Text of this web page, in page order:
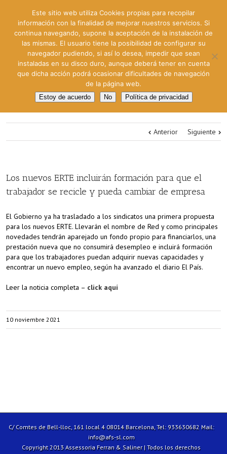
Anterior Siguiente
Los nuevos ERTE incluirán formación para que el
trabajador se recicle y pueda cambiar de empresa
El Gobierno ya ha trasladado a los sindicatos una primera propuesta
para los nuevos ERTE. Llevarán el nombre de Red y como principales
novedades tendrán aparejado un fondo propio para financiarlos, una
prestación nueva que no consumirá desempleo e incluirá formación
para que los trabajadores puedan adquirir nuevas capacidades y
encontrar un nuevo empleo, según ha avanzado el diario El País.
Leer la noticia completa – click aquí
10 noviembre 2021
C/ Comtes de Bell-lloc, 161 local 4 08014 Barcelona, Tel: 933630682 Mail:
info@afs-sl.com
Copyright 2013 Assessoria Ferran & Saliner | Todos los derechos
Este sitio web utiliza Cookies propias para recopilar
información con la finalidad de mejorar nuestros servicios. Si
continua navegando, supone la aceptación de la instalación de
las mismas. El usuario tiene la posibilidad de configurar su
navegador pudiendo, si así lo desea, impedir que sean
instaladas en su disco duro, aunque deberá tener en cuenta
que dicha acción podrá ocasionar dificultades de navegación
de la página web.
Estoy de acuerdo No Política de privacidad